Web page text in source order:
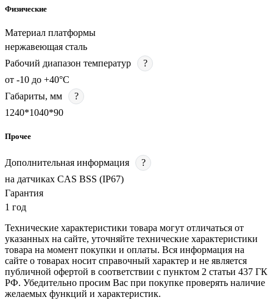
Физические
Материал платформы
нержавеющая сталь
Рабочий диапазон температур
?
от -10 до +40°C
Габариты, мм
?
1240*1040*90
Прочее
Дополнительная информация
?
на датчиках CAS BSS (IP67)
Гарантия
1 год
Технические характеристики товара могут отличаться от
указанных на сайте, уточняйте технические характеристики
товара на момент покупки и оплаты. Вся информация на
сайте о товарах носит справочный характер и не является
публичной офертой в соответствии с пунктом 2 статьи 437 ГК
РФ. Убедительно просим Вас при покупке проверять наличие
желаемых функций и характеристик.